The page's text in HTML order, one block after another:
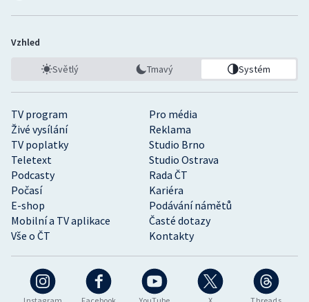
TV program
Pro média
Živé vysílání
Reklama
TV poplatky
Studio Brno
Teletext
Studio Ostrava
Podcasty
Rada ČT
Počasí
Kariéra
E-shop
Podávání námětů
Mobilní a TV aplikace
Časté dotazy
Vše o ČT
Kontakty
Vzhled
Světlý Tmavý Systém